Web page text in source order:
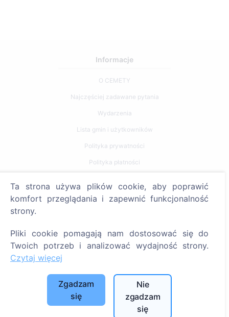
Informacje
O CEMETY
Najczęściej zadawane pytania
Wydarzenia
Lista gmin i użytkowników
Polityka prywatności
Polityka płatności
Szukaj
Szukaj cmentarzy
SIA "CEMETY", LV40103618951
Ta strona używa plików cookie, aby poprawić
komfort przeglądania i zapewnić funkcjonalność
strony.
Pliki cookie pomagają nam dostosować się do
Twoich potrzeb i analizować wydajność strony.
Czytaj więcej
Zgadzam
się
Nie
zgadzam
się